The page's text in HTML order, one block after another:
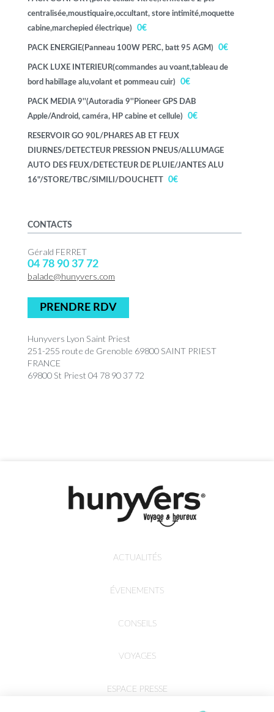
centralisée,moustiquaire,occultant, store intimité,moquette
cabine,marchepied électrique)
0€
PACK ENERGIE(Panneau 100W PERC, batt 95 AGM) 0€
PACK LUXE INTERIEUR(commandes au voant,tableau de
bord habillage alu,volant et pommeau cuir)
0€
PACK MEDIA 9''(Autoradia 9''Pioneer GPS DAB
Apple/Android, caméra, HP cabine et cellule)
0€
RESERVOIR GO 90L/PHARES AB ET FEUX
DIURNES/DETECTEUR PRESSION PNEUS/ALLUMAGE
AUTO DES FEUX/DETECTEUR DE PLUIE/JANTES ALU
16"/STORE/TBC/SIMILI/DOUCHETT
0€
CONTACTS
Gérald FERRET
04 78 90 37 72
balade@hunyvers.com
PRENDRE RDV
Hunyvers Lyon Saint Priest
251-255 route de Grenoble 69800 SAINT PRIEST
FRANCE
69800 St Priest 04 78 90 37 72
ACTUALITÉS
ÉVENEMENTS
CONSEILS
VOYAGES
ESPACE PRESSE